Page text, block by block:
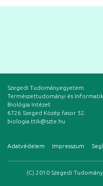
Szegedi Tudományegyetem
Természettudományi és
Biológia Intézet
6726 Szeged Közép fasor 52.
biologia.ttik@szte.hu
Adatvédelem Impresszum
(C) 2010 Szegedi